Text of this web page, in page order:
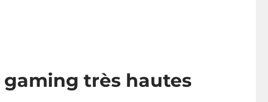
gaming très hautes